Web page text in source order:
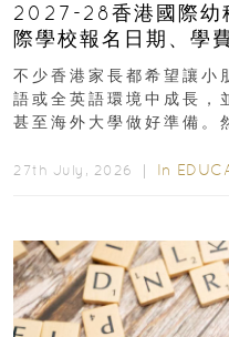
2027-28香港國際幼
際學校報名日期、學
不少香港家長都希望讓小
語或全英語環境中成長，
甚至海外大學做好準備。
27th July, 2026 ｜ In